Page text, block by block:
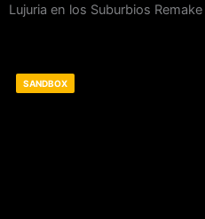
Lujuria en los Suburbios
SANDBOX